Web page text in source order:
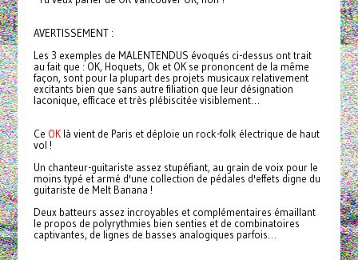
AVERTISSEMENT :
Les 3 exemples de MALENTENDUS évoqués ci-dessus ont trait
au fait que : OK, Hoquets, Ok et OK se prononcent de la même
façon, sont pour la plupart des projets musicaux relativement
excitants bien que sans autre filiation que leur désignation
laconique, efficace et très plébiscitée visiblement…
Ce OKlà vient de Paris et déploie un rock-folk électrique de haut
vol !
Un chanteur-guitariste assez stupéfiant, au grain de voix pour le
moins typé et armé d'une collection de pédales d'effets digne du
guitariste de Melt Banana !
Deux batteurs assez incroyables et complémentaires émaillant
le propos de polyrythmies bien senties et de combinatoires
captivantes, de lignes de basses analogiques parfois…